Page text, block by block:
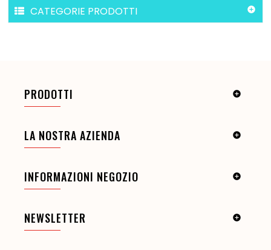
CATEGORIE PRODOTTI 
PRODOTTI 
LA NOSTRA AZIENDA 
INFORMAZIONI NEGOZIO 
NEWSLETTER 